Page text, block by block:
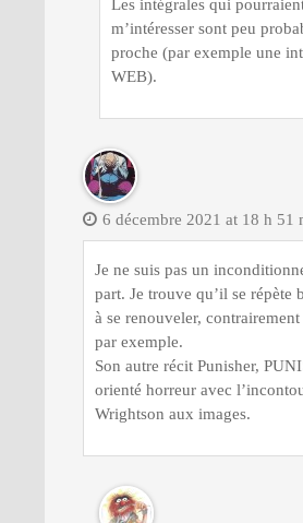
Les intégrales qui
m’intéresser sont peu
proche (par exemple une
WEB).
6 décembre 2021 at 18 h 51
Je ne suis pas un
part. Je trouve qu’il se répète
à se renouveler,
par exemple.
Son autre récit Punisher,
orienté horreur avec
Wrightson aux images.